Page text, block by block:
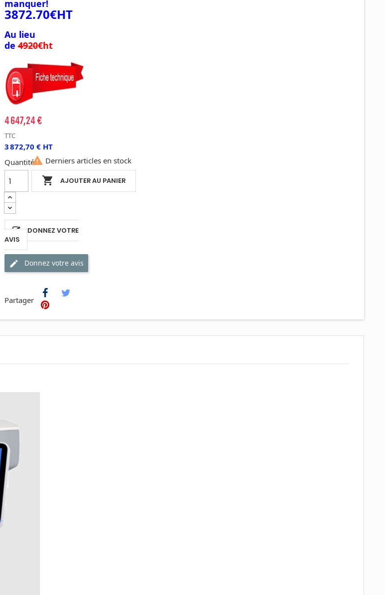
manquer!
3872.70€HT
Au lieu
de4920€ht
4 647,24 €
TTC
3 872,70 € HT
Quantité
 AJOUTER AU PANIER
 Derniers articles en stock
DONNEZ VOTRE
AVIS
Donnez votre avis
Partager